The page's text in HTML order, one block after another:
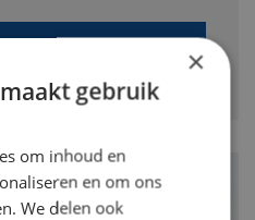
×
gebruik
om inhoud en
en om ons
We delen ook